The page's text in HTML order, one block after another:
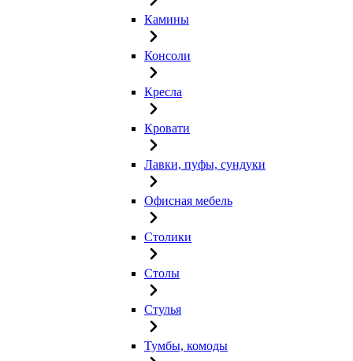
Камины
Консоли
Кресла
Кровати
Лавки, пуфы, сундуки
Офисная мебель
Столики
Столы
Стулья
Тумбы, комоды